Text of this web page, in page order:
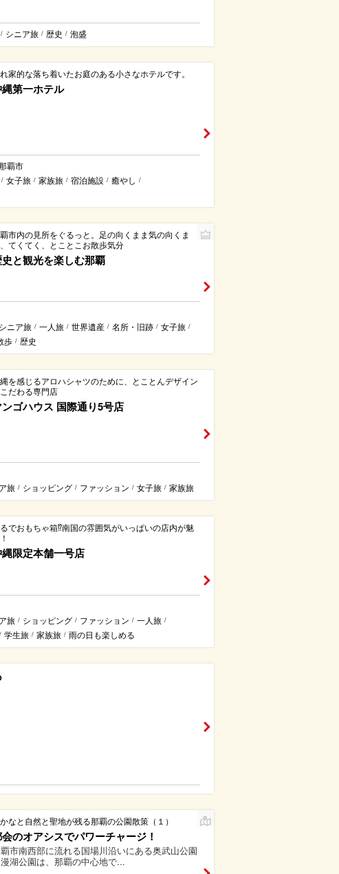
/ シニア旅 / 歴史 / 泡盛
家的な落ち着いたお庭のある小さなホテルです。
第一ホテル
覇市
/ 女子旅 / 家族旅 / 宿泊施設 / 癒やし /
市内の見所をぐるっと。足の向くまま気の向くま
てくてく、とことこお散歩気分
と観光を楽しむ那覇
シニア旅 / 一人旅 / 世界遺産 / 名所・旧跡 / 女子旅 /
歩 / 歴史
を感じるアロハシャツのために、とことんデザイン
だわる専門店
ンゴハウス 国際通り5号店
旅 / ショッピング / ファッション / 女子旅 / 家族旅
でおもちゃ箱⁉南国の雰囲気がいっぱいの店内が魅
限定本舗一号店
旅 / ショッピング / ファッション / 一人旅 /
/ 学生旅 / 家族旅 / 雨の日も楽しめる
なと自然と聖地が残る那覇の公園散策（１）
のオアシスでパワーチャージ！
市南西部に流れる国場川沿いにある奥武山公園
湖公園は、那覇の中心地で...